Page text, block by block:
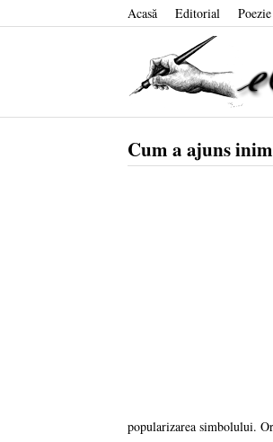
Acasă Editorial Poezie
Cum a ajuns
popularizarea simbolului.